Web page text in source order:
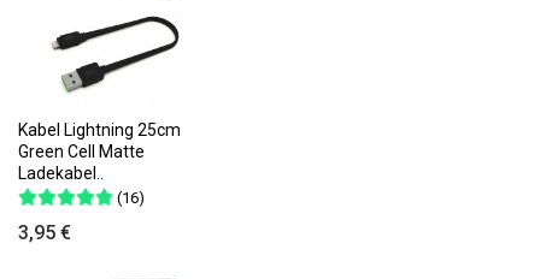
Kabel Lightning 25cm
Green Cell Matte
Ladekabel..
(16)
3,95 €